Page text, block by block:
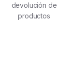
devolución de
productos